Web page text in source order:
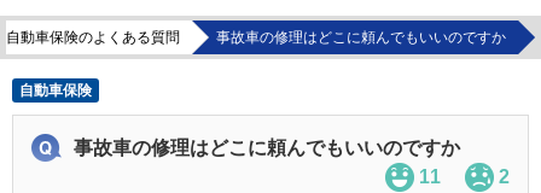
自動車保険のよくある質問 事故車の修理はどこに頼んでもいいのですか
自動車保険
事故車の修理はどこに頼んでもいいのですか
11
2